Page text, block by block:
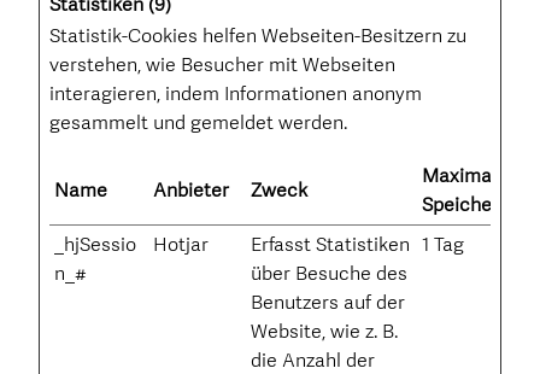
Statistik-Cookies helfen Webseiten-Besitzern zu
verstehen, wie Besucher mit Webseiten
interagieren, indem Informationen anonym
gesammelt und gemeldet werden.
Name Anbieter Zweck
Maximale
_hjSessio
n_#
Hotjar
Erfasst Statistiken
über Besuche des
Benutzers auf der
Website, wie z. B.
die Anzahl der
1 Tag